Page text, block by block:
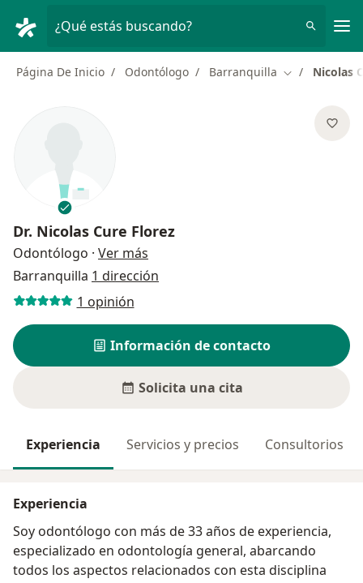
¿Qué estás buscando?
Página De Inicio Odontólogo Barranquilla Cambiar de
Nicolas
Dr. Nicolas Cure Florez
Odontólogo · Ver más
Barranquilla 1 dirección
1 opinión
Información de contacto
Solicita una cita
Experiencia Servicios y precios Consultorios
Experiencia
Soy odontólogo con más de 33 años de experiencia,
especializado en odontología general, abarcando
todos los aspectos relacionados con esta disciplina